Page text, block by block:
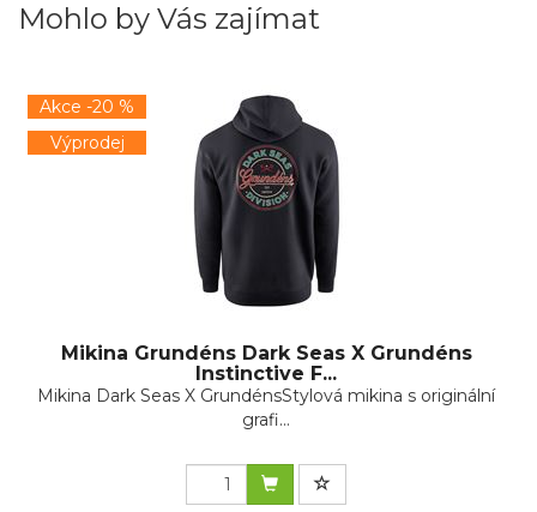
Mohlo by Vás zajímat
Akce -20 %
Výprodej
Mikina Grundéns Dark Seas X Grundéns
Instinctive F...
Mikina Dark Seas X GrundénsStylová mikina s originální
grafi...